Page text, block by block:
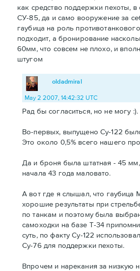
как средство поддержки пехоты, в
СУ-85, да и само вооружение за
гаубица на роль
подходит, а бронирование
60мм, что совсем не плохо, и
штугом
oldadmiral
May 2 2007, 14:42:32 UTC
Рад бы согласиться, но не могу :).
Во-первых, выпущено Су-122
Это около 0,5% всего нашего
Да и броня была штатная - 45
начала 43 года маловато.
А вот где я слышал, что гаубица
хорошие результаты при
по танкам и поэтому была
самоходки на базе Т-34
суть, по факту Су-122
Су-76 для поддержки пехоты.
Впрочем и нарекания за низкую